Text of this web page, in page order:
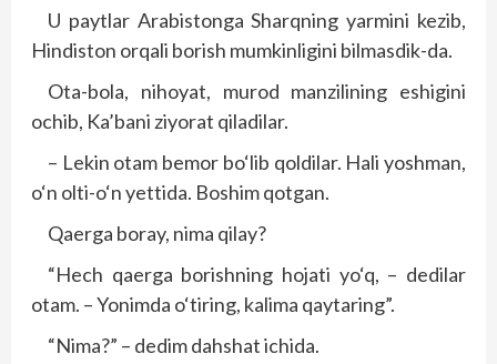
U paytlar Arabistonga Sharqning yarmini kezib,
Hindiston orqali borish mumkinligini bilmasdik-da.
Ota-bola, nihoyat, murod manzilining eshigini
ochib, Ka’bani ziyorat qiladilar.
– Lekin otam bemor bo‘lib qoldilar. Hali yoshman,
o‘n olti-o‘n yettida. Boshim qotgan.
Qaerga boray, nima qilay?
“Hech qaerga borishning hojati yo‘q, – dedilar
otam. – Yonimda o‘tiring, kalima qaytaring”.
“Nima?” – dedim dahshat ichida.